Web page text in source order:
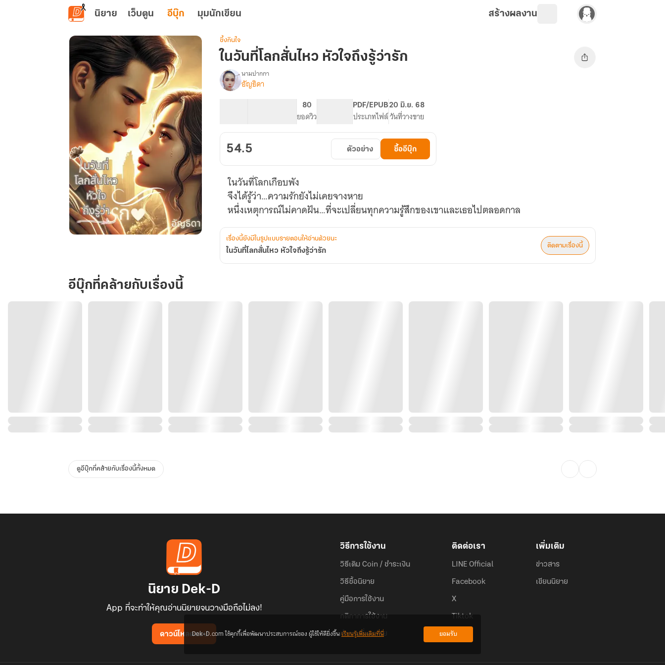
ข้ามไปยังเนื้อหาหลัก
นิยาย เว็บตูน อีบุ๊ก มุมนักเขียน สร้างผลงาน
โลก
สั่น
ไหว
ซึ้งกินใจ
ในวันที่โลกสั่นไหว หัวใจถึงรู้ว่ารัก
เรื่อง
ใน
สั่น
ไหว
หัวใจ
ถึง
นามปากกา
ิอัญธิดา
80
ยอดวิว
PDF/EPUB
ประเภทไฟล์
20 มิ.ย. 68
วันที่วางขาย
54.5 ตัวอย่าง ซื้ออีบุ๊ก
ในวันที่โลกเกือบพัง
จึงได้รู้ว่า…ความรักยังไม่เคยจางหาย
เรื่องนี้ยังมีในรูปแบบรายตอนให้อ่านด้วยนะ
ในวันที่โลกสั่นไหว หัวใจถึงรู้ว่ารัก
ติดตามเรื่องนี้
อีบุ๊กที่คล้ายกับเรื่องนี้
ดูอีบุ๊กที่คล้ายกับเรื่องนี้ทั้งหมด
นิยาย Dek-D
App ที่จะทำให้คุณอ่านนิยายจนวางมือถือไม่ลง!
ดาวน์โหลดแอป
วิธีการใช้งาน
วิธีเติม Coin / ชำระเงิน
วิธีซื้อนิยาย
คู่มือการใช้งาน
กติกาการใช้งาน
คำถามที่พบบ่อย
ติดต่อเรา
LINE Official
Facebook
X
Tiktok
เพิ่มเติม
ข่าวสาร
เขียนนิยาย
Dek-D.com ใช้คุกกี้เพื่อพัฒนาประสบการณ์ของ ผู้ใช้ให้ดียิ่งขึ้นเรียนรู้เพิ่มเติมที่นี่ ยอมรับ